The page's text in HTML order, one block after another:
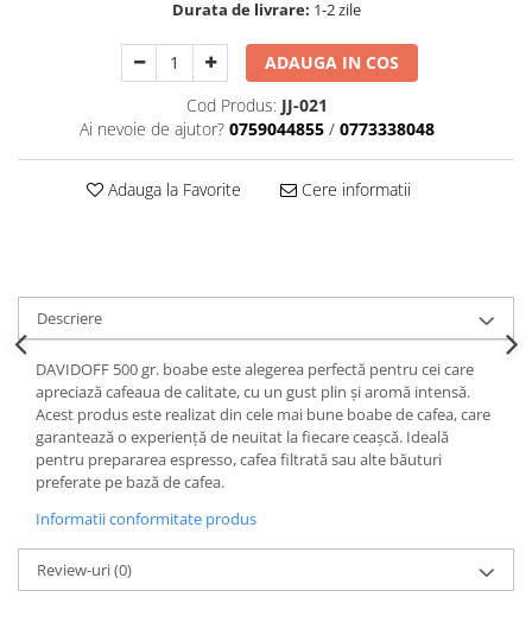
Durata de livrare: 1-2 zile
ADAUGA IN COS
Cod Produs: JJ-021
Ai nevoie de ajutor? 0759044855 / 0773338048
Adauga la Favorite Cere informatii
Descriere
DAVIDOFF 500 gr. boabe este alegerea perfectă pentru cei care
apreciază cafeaua de calitate, cu un gust plin și aromă intensă.
Acest produs este realizat din cele mai bune boabe de cafea, care
garantează o experiență de neuitat la fiecare ceașcă. Ideală
pentru prepararea espresso, cafea filtrată sau alte băuturi
preferate pe bază de cafea.
Informatii conformitate produs
Review-uri(0)